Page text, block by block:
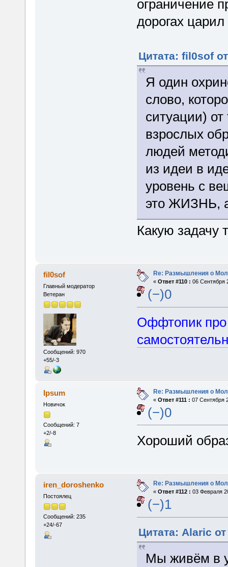
ограничение
дорогах царил
Цитата: fil0sof
Я один
слово,
ситуации) от
взрослых
людей
из идеи в
уровень с
это ЖИЗНЬ,
Какую задачу
fil0sof
Главный модератор
Ветеран
Сообщений: 970
+55/-3
Re: Размышления о
« Ответ #110 : 06 Сентября
(−)0
Оффтопик
Ipsum
Новичок
Сообщений: 7
+2/-8
Re: Размышления о
« Ответ #111 : 07 Сентября
(−)0
Хороший
iren_doroshenko
Постоялец
Сообщений: 235
+24/-67
Re: Размышления о
« Ответ #112 : 03 Февраля
(−)1
Цитата: Alaric
Мы живём в